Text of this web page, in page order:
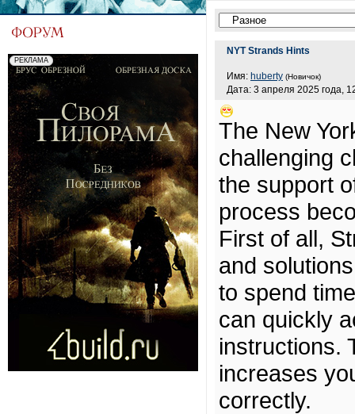
NYT Strands Hints
Имя: huberty (Новичок)
Дата: 3 апреля 2025 года,
The New
challenging
the support
process
First of all,
and
to spend
can quickly
instructions.
increases
correctly.